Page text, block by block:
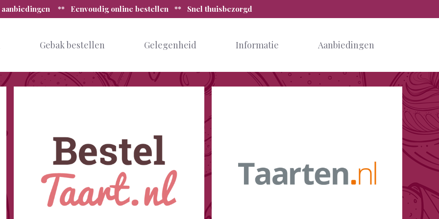
aanbiedingen ** Eenvoudig online bestellen ** Snel thuisbezorgd
Gebak bestellen Gelegenheid Informatie Aanbiedingen